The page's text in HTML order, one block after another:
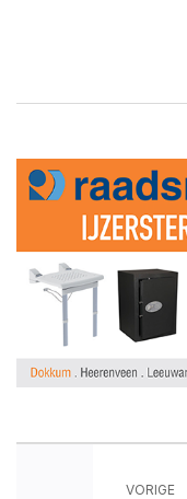
VORIGE